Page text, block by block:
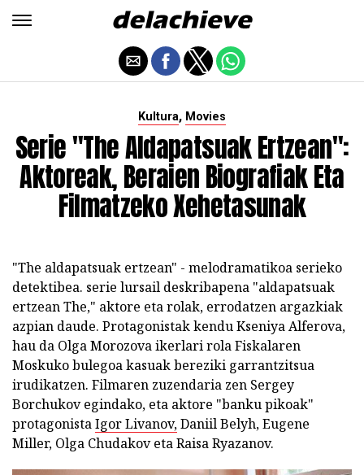
Kultura, Movies
Serie "The Aldapatsuak Ertzean":
Aktoreak, Beraien Biografiak Eta
Filmatzeko Xehetasunak
"The aldapatsuak ertzean" - melodramatikoa serieko
detektibea. serie lursail deskribapena "aldapatsuak
ertzean The," aktore eta rolak, errodatzen argazkiak
azpian daude. Protagonistak kendu Kseniya Alferova,
hau da Olga Morozova ikerlari rola Fiskalaren
Moskuko bulegoa kasuak bereziki garrantzitsua
irudikatzen. Filmaren zuzendaria zen Sergey
Borchukov egindako, eta aktore "banku pikoak"
protagonistaIgor Livanov,Daniil Belyh, Eugene
Miller, Olga Chudakov eta Raisa Ryazanov.